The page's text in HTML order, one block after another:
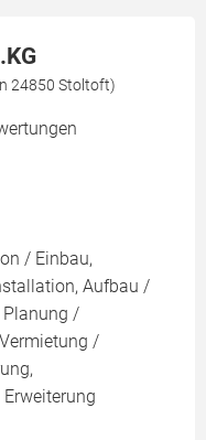
24850 Stoltoft)
/ Einbau,
Aufbau /
Planung /
/